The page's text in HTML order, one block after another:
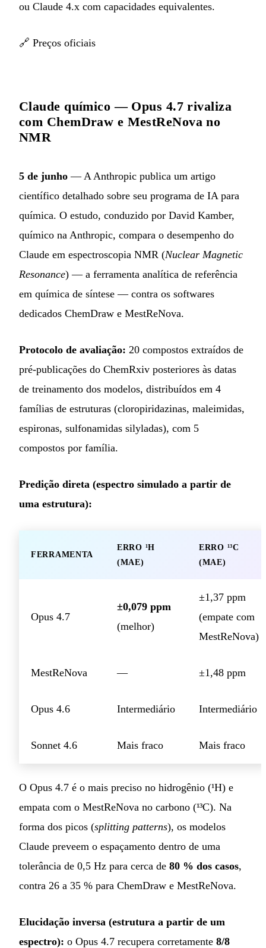
ou Claude 4.x com capacidades equivalentes.
🔗 Preços oficiais
Claude químico — Opus 4.7 rivaliza
com ChemDraw e MestReNova no
NMR
5 de junho — A Anthropic publica um artigo
científico detalhado sobre seu programa de IA para
química. O estudo, conduzido por David Kamber,
químico na Anthropic, compara o desempenho do
Claude em espectroscopia NMR (Nuclear Magnetic
Resonance) — a ferramenta analítica de referência
em química de síntese — contra os softwares
dedicados ChemDraw e MestReNova.
Protocolo de avaliação: 20 compostos extraídos de
pré-publicações do ChemRxiv posteriores às datas
de treinamento dos modelos, distribuídos em 4
famílias de estruturas (cloropiridazinas, maleimidas,
espironas, sulfonamidas silyladas), com 5
compostos por família.
Predição direta (espectro simulado a partir de
uma estrutura):
FERRAMENTA
ERRO ¹H
(MAE)
ERRO ¹³C
(MAE)
Opus 4.7
±0,079 ppm
(melhor)
±1,37 ppm
(empate com
MestReNova)
MestReNova — ±1,48 ppm
Opus 4.6 Intermediário Intermediário
Sonnet 4.6 Mais fraco Mais fraco
O Opus 4.7 é o mais preciso no hidrogênio (¹H) e
empata com o MestReNova no carbono (¹³C). Na
forma dos picos (splitting patterns), os modelos
Claude preveem o espaçamento dentro de uma
tolerância de 0,5 Hz para cerca de 80 % dos casos,
contra 26 a 35 % para ChemDraw e MestReNova.
Elucidação inversa (estrutura a partir de um
espectro): o Opus 4.7 recupera corretamente 8/8